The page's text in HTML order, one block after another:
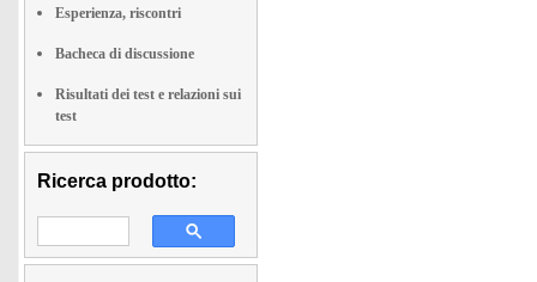
Esperienza, riscontri
Bacheca di discussione
Risultati dei test e relazioni sui
test
Ricerca prodotto: